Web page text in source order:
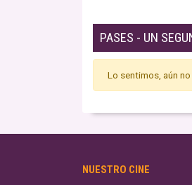
PASES - UN
Lo sentimos, aún
NUESTRO CINE